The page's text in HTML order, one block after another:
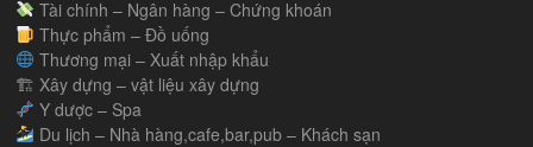
Tài chính – Ngân hàng – Chứng khoán
Thực phẩm – Đồ uống
Thương mại – Xuất nhập khẩu
🏗 Xây dựng – vật liệu xây dựng
Y dược – Spa
Du lịch – Nhà hàng,cafe,bar,pub – Khách sạn